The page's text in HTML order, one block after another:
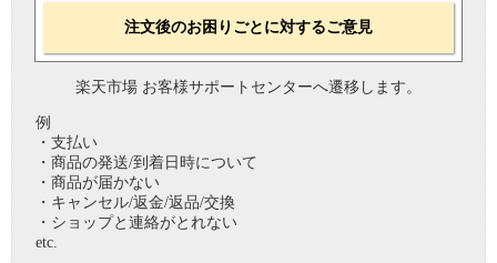
注文後のお困りごとに対するご意見
楽天市場 お客様サポートセンターへ遷移します。
例
・支払い
・商品の発送/到着日時について
・商品が届かない
・キャンセル/返金/返品/交換
・ショップと連絡がとれない
etc.